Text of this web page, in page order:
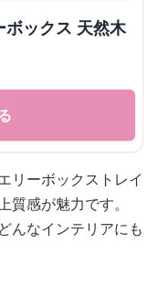
ボックス 天然木
リーボックストレイ
感が魅力です。
んなインテリアにも